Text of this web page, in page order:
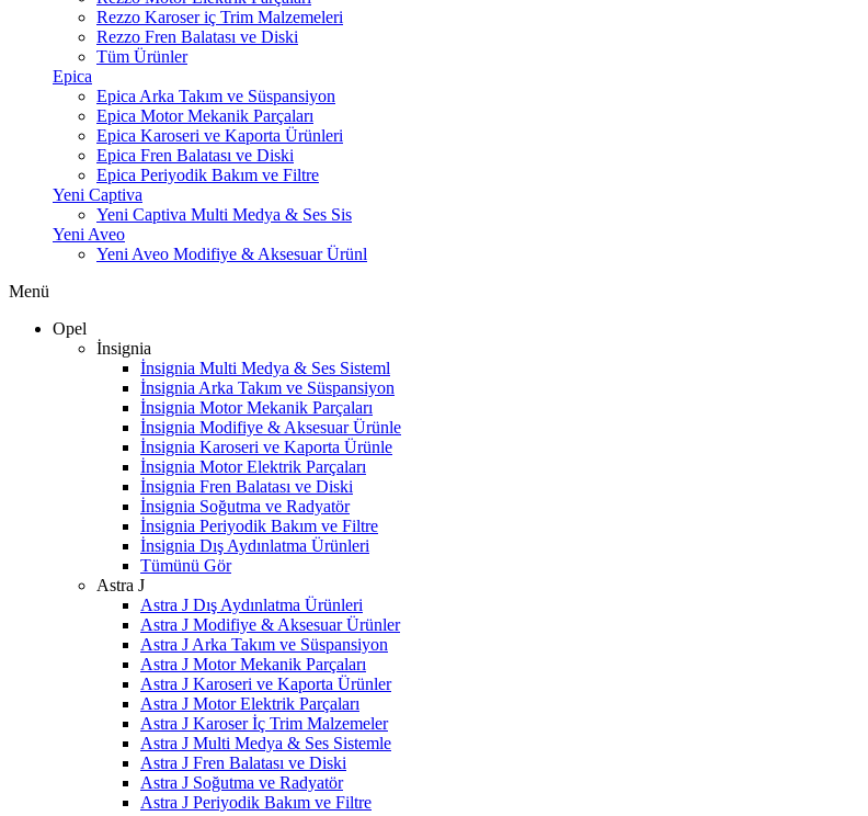
Rezzo Karoser iç Trim Malzemeleri
Rezzo Fren Balatası ve Diski
Tüm Ürünler
Epica
Epica Arka Takım ve Süspansiyon
Epica Motor Mekanik Parçaları
Epica Karoseri ve Kaporta Ürünleri
Epica Fren Balatası ve Diski
Epica Periyodik Bakım ve Filtre
Yeni Captiva
Yeni Captiva Multi Medya & Ses Sis
Yeni Aveo
Yeni Aveo Modifiye & Aksesuar Ürünl
Menü
Opel
İnsignia
İnsignia Multi Medya & Ses Sisteml
İnsignia Arka Takım ve Süspansiyon
İnsignia Motor Mekanik Parçaları
İnsignia Modifiye & Aksesuar Ürünle
İnsignia Karoseri ve Kaporta Ürünle
İnsignia Motor Elektrik Parçaları
İnsignia Fren Balatası ve Diski
İnsignia Soğutma ve Radyatör
İnsignia Periyodik Bakım ve Filtre
İnsignia Dış Aydınlatma Ürünleri
Tümünü Gör
Astra J
Astra J Dış Aydınlatma Ürünleri
Astra J Modifiye & Aksesuar Ürünler
Astra J Arka Takım ve Süspansiyon
Astra J Motor Mekanik Parçaları
Astra J Karoseri ve Kaporta Ürünler
Astra J Motor Elektrik Parçaları
Astra J Karoser İç Trim Malzemeler
Astra J Multi Medya & Ses Sistemle
Astra J Fren Balatası ve Diski
Astra J Soğutma ve Radyatör
Astra J Periyodik Bakım ve Filtre